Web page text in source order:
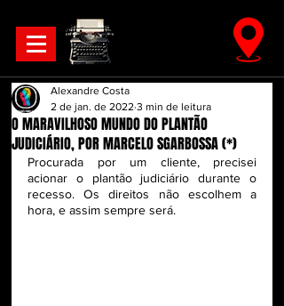
O MARAVILHOSO MUNDO DO PLANTÃO
JUDICIÁRIO, POR MARCELO SGARBOSSA (*)
Alexandre Costa
2 de jan. de 2022 3 min de leitura
Procurada por um cliente, precisei
acionar o plantão judiciário durante o
recesso. Os direitos não escolhem a
hora, e assim sempre será.